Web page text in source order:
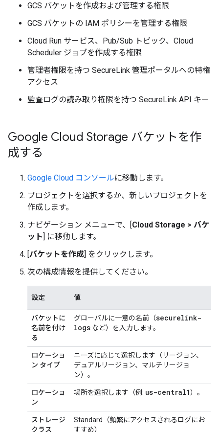
GCS バケットを作成および管理する権限
GCS バケットの IAM ポリシーを管理する権限
Cloud Run サービス、Pub/Sub トピック、Cloud
Scheduler ジョブを作成する権限
管理者権限を持つ SecureLink 管理ポータルへの特権
アクセス
監査ログの読み取り権限を持つ SecureLink API キー
Google Cloud Storage バケットを作
成する
Google Cloud コンソールに移動します。
プロジェクトを選択するか、新しいプロジェクトを
作成します。
ナビゲーション メニューで、[Cloud Storage > バケ
ット] に移動します。
[バケットを作成] をクリックします。
次の構成情報を提供してください。
設定 値
バケットに
名前を付け
る
グローバルに一意の名前（securelink-
logs など）を入力します。
ロケーショ
ン タイプ
ニーズに応じて選択します（リージョン、
デュアルリージョン、マルチリージョ
ン）。
ロケーショ
ン
場所を選択します（例: us-central1）。
ストレージ
クラス
Standard（頻繁にアクセスされるログにお
すすめ）